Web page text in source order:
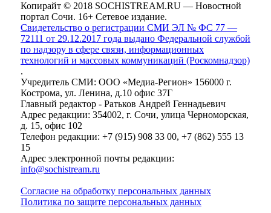
Копирайт © 2018 SOCHISTREAM.RU — Новостной
портал Сочи. 16+ Сетевое издание.
Свидетельство о регистрации СМИ ЭЛ № ФС 77 —
72111 от 29.12.2017 года выдано Федеральной службой
по надзору в сфере связи, информационных
технологий и массовых коммуникаций (Роскомнадзор)
.
Учредитель СМИ: ООО «Медиа-Регион» 156000 г.
Кострома, ул. Ленина, д.10 офис 37Г
Главный редактор - Ратьков Андрей Геннадьевич
Адрес редакции: 354002, г. Сочи, улица Черноморская,
д. 15, офис 102
Телефон редакции: +7 (915) 908 33 00, +7 (862) 555 13
15
Адрес электронной почты редакции:
info@sochistream.ru
Согласие на обработку персональных данных
Политика по защите персональных данных